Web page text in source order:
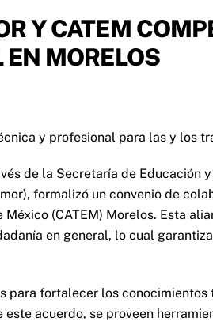
Y CATEM
MORELOS
y profesional para las y los
de la Secretaría de Educación
formalizó un convenio de
(CATEM) Morelos. Esta
en general, lo cual
para fortalecer los
acuerdo, se proveen